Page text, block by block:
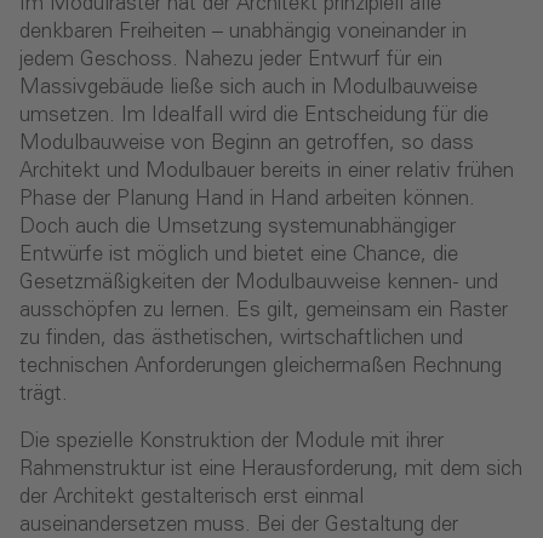
denkbaren Freiheiten – unabhängig voneinander in
jedem Geschoss. Nahezu jeder Entwurf für ein
Massivgebäude ließe sich auch in Modulbauweise
umsetzen. Im Idealfall wird die Entscheidung für die
Modulbauweise von Beginn an getroffen, so dass
Architekt und Modulbauer bereits in einer relativ frühen
Phase der Planung Hand in Hand arbeiten können.
Doch auch die Umsetzung systemunabhängiger
Entwürfe ist möglich und bietet eine Chance, die
Gesetzmäßigkeiten der Modulbauweise kennen- und
ausschöpfen zu lernen. Es gilt, gemeinsam ein Raster
zu finden, das ästhetischen, wirtschaftlichen und
technischen Anforderungen gleichermaßen Rechnung
trägt.
Die spezielle Konstruktion der Module mit ihrer
Rahmenstruktur ist eine Herausforderung, mit dem sich
der Architekt gestalterisch erst einmal
auseinandersetzen muss. Bei der Gestaltung der